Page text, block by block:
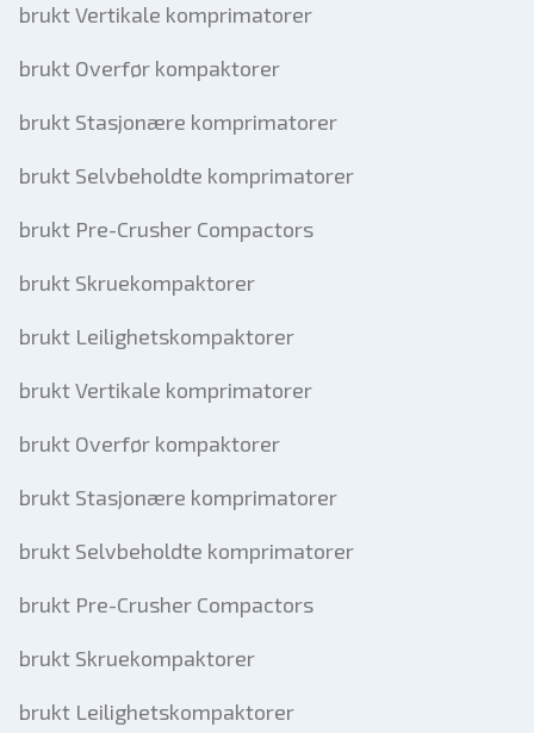
brukt Vertikale komprimatorer
brukt Overfør kompaktorer
brukt Stasjonære komprimatorer
brukt Selvbeholdte komprimatorer
brukt Pre-Crusher Compactors
brukt Skruekompaktorer
brukt Leilighetskompaktorer
brukt Vertikale komprimatorer
brukt Overfør kompaktorer
brukt Stasjonære komprimatorer
brukt Selvbeholdte komprimatorer
brukt Pre-Crusher Compactors
brukt Skruekompaktorer
brukt Leilighetskompaktorer